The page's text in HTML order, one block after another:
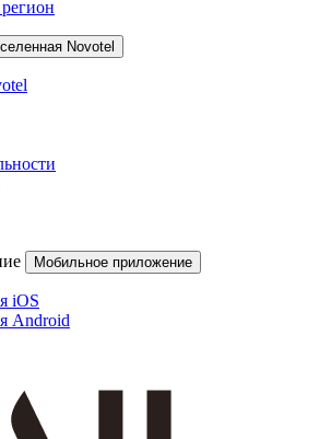
Novotel
Мобильное приложение
iOS
Android